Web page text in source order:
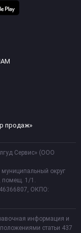
продаж»
Сервис» (ООО
муниципальный округ
помещ. 1/1.
ОКПО:
информация и
статьи 437